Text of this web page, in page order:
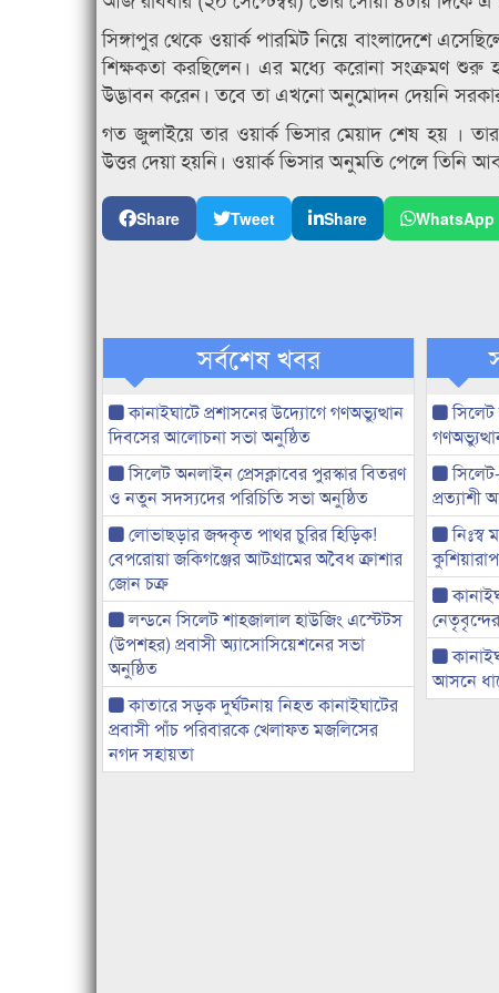
সিঙ্গাপুর থেকে ওয়ার্ক পারমিট নিয়ে বাংলাদেশে
শিক্ষকতা করছিলেন। এর মধ্যে করোনা সংক্রমণ শুরু
উদ্ভাবন করেন। তবে তা এখনো অনুমোদন দেয়নি
গত জুলাইয়ে তার ওয়ার্ক ভিসার মেয়াদ শেষ হয় ।
উত্তর দেয়া হয়নি। ওয়ার্ক ভিসার অনুমতি পেলে তিনি
Share Tweet Share WhatsApp
সর্বশেষ খবর
কানাইঘাটে প্রশাসনের উদ্যোগে গণঅভ্যুত্থান
দিবসের আলোচনা সভা অনুষ্ঠিত
সিলেট অনলাইন প্রেসক্লাবের পুরস্কার বিতরণ
ও নতুন সদস্যদের পরিচিতি সভা অনুষ্ঠিত
লোভাছড়ার জব্দকৃত পাথর চুরির হিড়িক!
বেপরোয়া জকিগঞ্জের আটগ্রামের অবৈধ ক্রাশার
জোন চক্র
লন্ডনে সিলেট শাহজালাল হাউজিং এস্টেটস
(উপশহর) প্রবাসী অ্যাসোসিয়েশনের সভা
অনুষ্ঠিত
কাতারে সড়ক দুর্ঘটনায় নিহত কানাইঘাটের
প্রবাসী পাঁচ পরিবারকে খেলাফত মজলিসের
নগদ সহায়তা
নিঃস্ব
আসনে